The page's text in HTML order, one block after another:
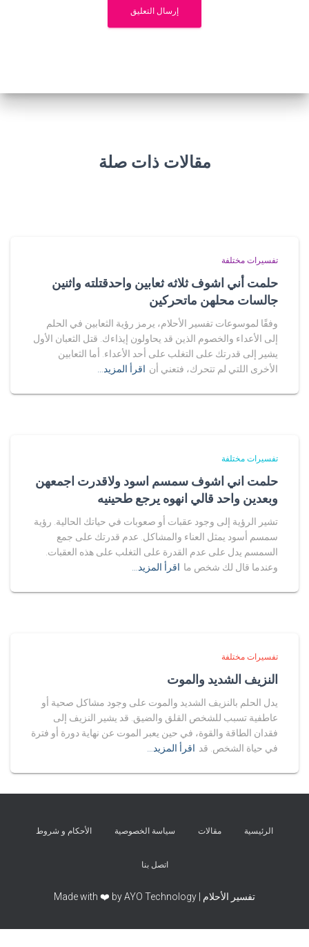
مقالات ذات صلة
تفسيرات مختلفة
حلمت أني اشوف ثلاثه ثعابين واحدقتلته واثنين
جالسات محلهن ماتحركين
وفقًا لموسوعات تفسير الأحلام، يرمز رؤية الثعابين في الحلم
إلى الأعداء والخصوم الذين قد يحاولون إيذاءك. قتل الثعبان الأول
يشير إلى قدرتك على التغلب على أحد الأعداء. أما الثعابين
الأخرى اللتي لم تتحرك، فتعني أن اقرأ المزيد…
تفسيرات مختلفة
حلمت اني اشوف سمسم اسود ولاقدرت اجمعهن
وبعدين واحد قالي انهوه يرجع طحينيه
تشير الرؤية إلى وجود عقبات أو صعوبات في حياتك الحالية. رؤية
سمسم أسود يمثل العناء والمشاكل. عدم قدرتك على جمع
السمسم يدل على عدم القدرة على التغلب على هذه العقبات.
وعندما قال لك شخص ما اقرأ المزيد…
تفسيرات مختلفة
النزيف الشديد والموت
يدل الحلم بالنزيف الشديد والموت على وجود مشاكل صحية أو
عاطفية تسبب للشخص القلق والضيق. قد يشير النزيف إلى
فقدان الطاقة والقوة، في حين يعبر الموت عن نهاية دورة أو فترة
في حياة الشخص. قد اقرأ المزيد…
الرئيسية مقالات سياسة الخصوصية الأحكام و شروط
اتصل بنا
تفسير الأحلام | Made with ❤️ by AYO Technology